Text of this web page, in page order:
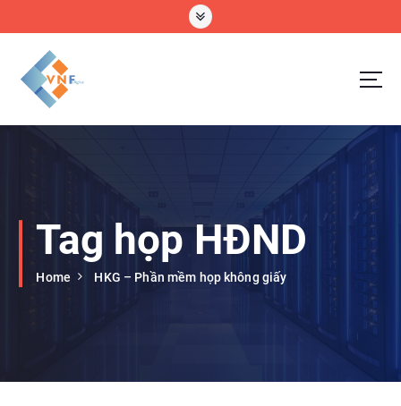
c
VNF Digital Technology Company Limtted
Tag họp HĐND
Home HKG – Phần mềm họp không giấy